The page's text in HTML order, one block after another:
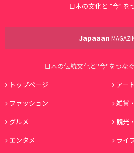
日本の文化と ”今” を
Japaaan
日本の伝統文化と"今"をつな
トップページ
アート
ファッション
雑貨
グルメ
観光
エンタメ
ライ